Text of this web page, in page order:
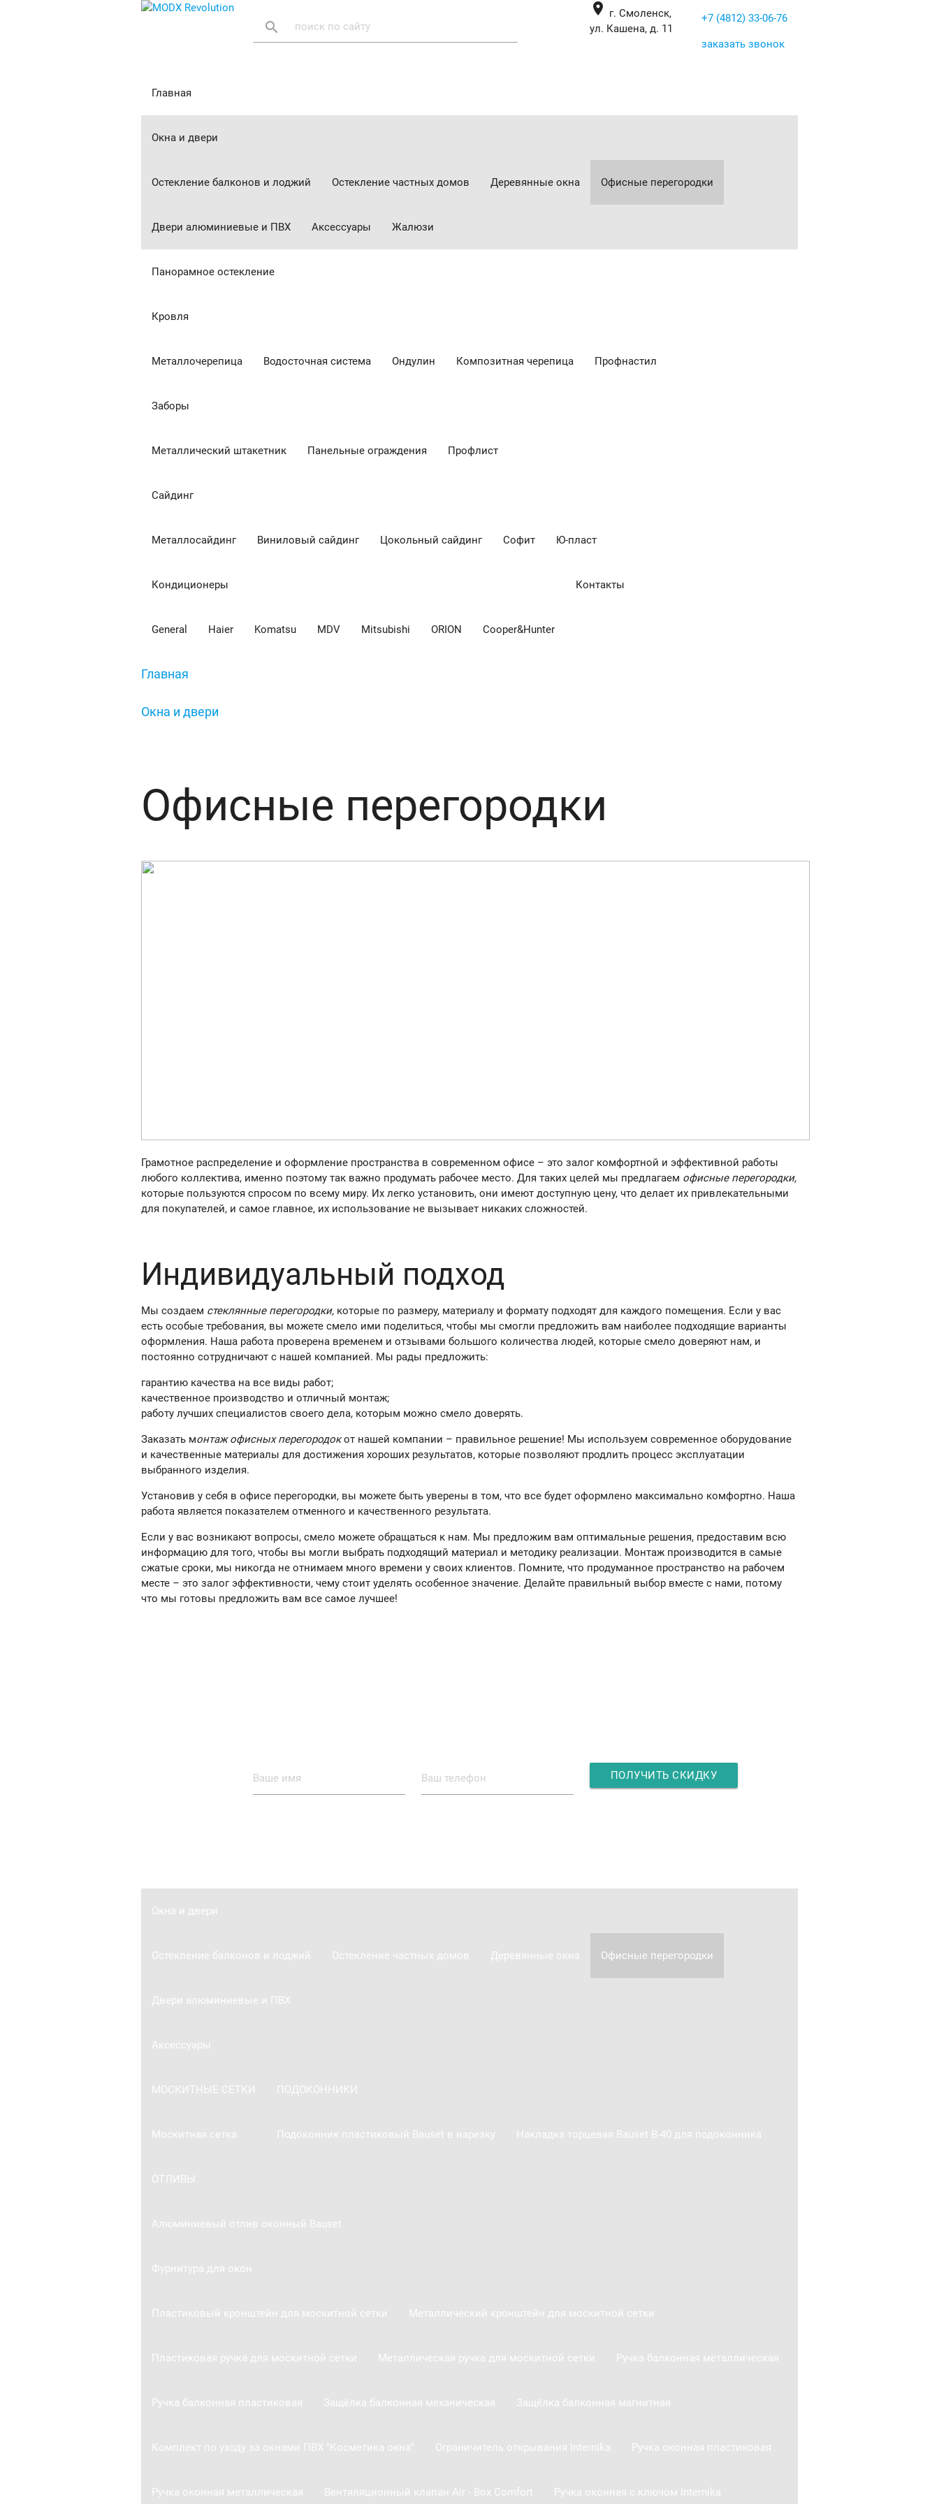
search
place г. Смоленск,
ул. Кашена, д. 11
+7 (4812) 33-06-76
заказать звонок
Главная
Окна и двери
Остекление балконов и лоджий Остекление частных домов Деревянные окна Офисные перегородки
Двери алюминиевые и ПВХ Аксессуары Жалюзи
Панорамное остекление
Кровля
Металлочерепица Водосточная система Ондулин Композитная черепица Профнастил
Заборы
Металлический штакетник Панельные ограждения Профлист
Сайдинг
Металлосайдинг Виниловый сайдинг Цокольный сайдинг Cофит Ю-пласт
Кондиционеры
General Haier Komatsu MDV Mitsubishi ORION Cooper&Hunter
Контакты
Главная
Окна и двери
Офисные перегородки
Грамотное распределение и оформление пространства в современном офисе – это залог комфортной и эффективной работы
любого коллектива, именно поэтому так важно продумать рабочее место. Для таких целей мы предлагаем офисные перегородки,
которые пользуются спросом по всему миру. Их легко установить, они имеют доступную цену, что делает их привлекательными
для покупателей, и самое главное, их использование не вызывает никаких сложностей.
Индивидуальный подход
Мы создаем стеклянные перегородки,которые по размеру, материалу и формату подходят для каждого помещения. Если у вас
есть особые требования, вы можете смело ими поделиться, чтобы мы смогли предложить вам наиболее подходящие варианты
оформления. Наша работа проверена временем и отзывами большого количества людей, которые смело доверяют нам, и
постоянно сотрудничают с нашей компанией. Мы рады предложить:
гарантию качества на все виды работ;
качественное производство и отличный монтаж;
работу лучших специалистов своего дела, которым можно смело доверять.
Заказать монтаж офисных перегородокот нашей компании – правильное решение! Мы используем современное оборудование
и качественные материалы для достижения хороших результатов, которые позволяют продлить процесс эксплуатации
выбранного изделия.
Установив у себя в офисе перегородки, вы можете быть уверены в том, что все будет оформлено максимально комфортно. Наша
работа является показателем отменного и качественного результата.
Если у вас возникают вопросы, смело можете обращаться к нам. Мы предложим вам оптимальные решения, предоставим всю
информацию для того, чтобы вы могли выбрать подходящий материал и методику реализации. Монтаж производится в самые
сжатые сроки, мы никогда не отнимаем много времени у своих клиентов. Помните, что продуманное пространство на рабочем
месте – это залог эффективности, чему стоит уделять особенное значение. Делайте правильный выбор вместе с нами, потому
что мы готовы предложить вам все самое лучшее!
ПОЛУЧИТЬ СКИДКУ
Окна и двери
Остекление балконов и лоджий Остекление частных домов Деревянные окна Офисные перегородки
Двери алюминиевые и ПВХ
Аксессуары
МОСКИТНЫЕ СЕТКИ
Москитная сетка
ПОДОКОННИКИ
Подоконник пластиковый Bauset в нарезку Накладка торцевая Bauset В-40 для подоконника
ОТЛИВЫ
Алюминиевый отлив оконный Bauset
Фурнитура для окон
Пластиковый кронштейн для москитной сетки Металлический кронштейн для москитной сетки
Пластиковая ручка для москитной сетки Металлическая ручка для москитной сетки Ручка балконная металлическая
Ручка балконная пластиковая Защёлка балконная механическая Защёлка балконная магнитная
Комплект по уходу за окнами ПВХ "Косметика окна" Ограничитель открывания Internika Ручка оконная пластиковая
Ручка оконная металлическая Вентяляционный клапан Air - Box Comfort Ручка оконная с ключом Internika